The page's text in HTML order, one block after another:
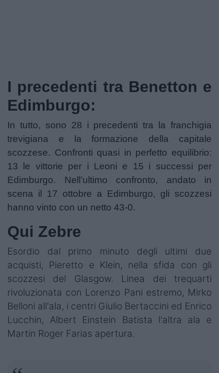
I precedenti tra Benetton e
Edimburgo:
In tutto, sono 28 i precedenti tra la franchigia
trevigiana e la formazione della capitale
scozzese. Confronti quasi in perfetto equilibrio:
13 le vittorie per i Leoni e 15 i successi per
Edimburgo. Nell'ultimo confronto, andato in
scena il 17 ottobre a Edimburgo, gli scozzesi
hanno vinto con un netto 43-0.
Qui Zebre
Esordio dal primo minuto degli ultimi due
acquisti, Pieretto e Klein, nella sfida con gli
scozzesi del Glasgow. Linea dei trequarti
rivoluzionata con Lorenzo Pani estremo, Mirko
Belloni all'ala, i centri Giulio Bertaccini ed Enrico
Lucchin, Albert Einstein Batista l'altra ala e
Martin Roger Farias apertura.